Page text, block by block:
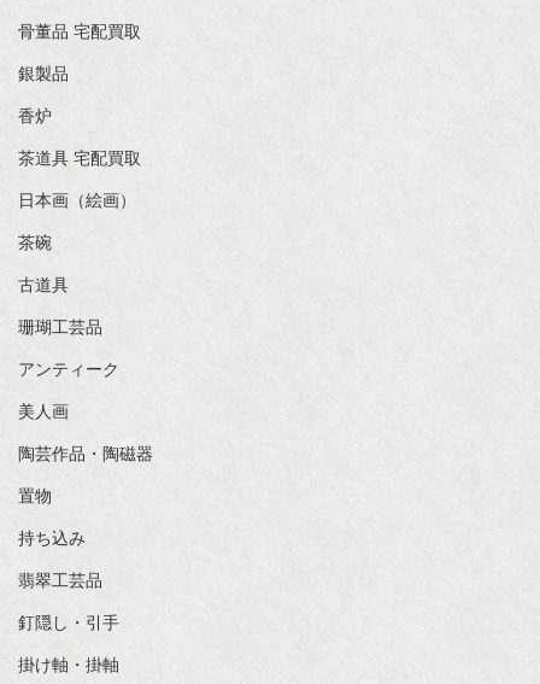
骨董品 宅配買取
銀製品
香炉
茶道具 宅配買取
日本画（絵画）
茶碗
古道具
珊瑚工芸品
アンティーク
美人画
陶芸作品・陶磁器
置物
持ち込み
翡翠工芸品
釘隠し・引手
掛け軸・掛軸